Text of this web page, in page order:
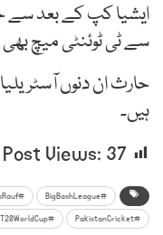
ایشیا کپ کے بعد سے
سے ٹی ٹوئنٹی میچ بھی
حارث ان دنوں
ہیں۔
Post Views: 37
#BigBashLeague
#HarisRauf
#PakistanCricket
#T20WorldCup